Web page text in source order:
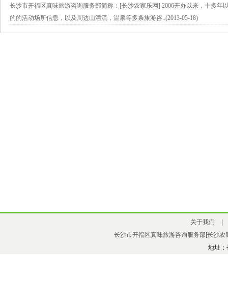
长沙市开福区真味旅游咨询服务部简称：[长沙农家乐网] 2006开办以来，十多年
的的活动场所信息，以及周边山漂流，温泉等多条旅游咨..(2013-05-18)
关于我们
长沙市开福区真味旅游咨询服务部[长沙农
地址：